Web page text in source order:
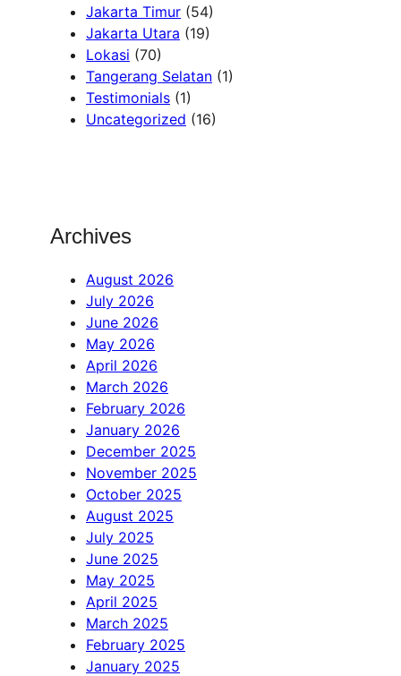
Jakarta Timur (54)
Jakarta Utara (19)
Lokasi (70)
Tangerang Selatan (1)
Testimonials (1)
Uncategorized (16)
Archives
August 2026
July 2026
June 2026
May 2026
April 2026
March 2026
February 2026
January 2026
December 2025
November 2025
October 2025
August 2025
July 2025
June 2025
May 2025
April 2025
March 2025
February 2025
January 2025